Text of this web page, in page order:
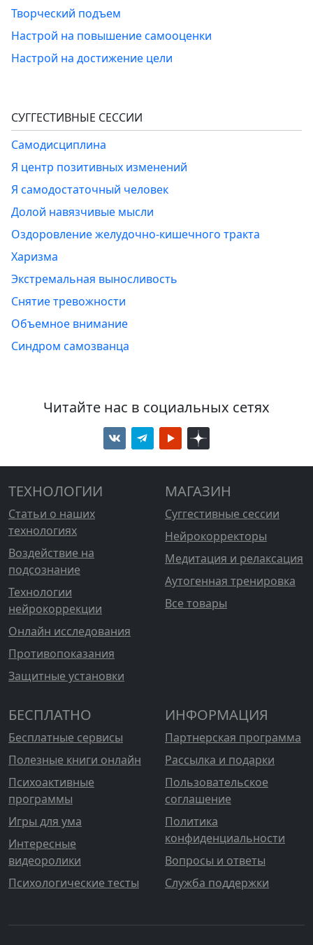
Творческий подъем
Настрой на повышение самооценки
Настрой на достижение цели
СУГГЕСТИВНЫЕ СЕССИИ
Самодисциплина
Я центр позитивных изменений
Я самодостаточный человек
Долой навязчивые мысли
Оздоровление желудочно-кишечного тракта
Харизма
Экстремальная выносливость
Снятие тревожности
Объемное внимание
Синдром самозванца
Читайте нас в социальных сетях
ТЕХНОЛОГИИ
Статьи о наших
технологиях
Воздействие на
подсознание
Технологии
нейрокоррекции
Онлайн исследования
Противопоказания
Защитные установки
МАГАЗИН
Суггестивные сессии
Нейрокорректоры
Медитация и релаксация
Аутогенная тренировка
Все товары
БЕСПЛАТНО
Бесплатные сервисы
Полезные книги онлайн
Психоактивные
программы
Игры для ума
Интересные
видеоролики
Психологические тесты
ИНФОРМАЦИЯ
Партнерская программа
Рассылка и подарки
Пользовательское
соглашение
Политика
конфиденциальности
Вопросы и ответы
Служба поддержки